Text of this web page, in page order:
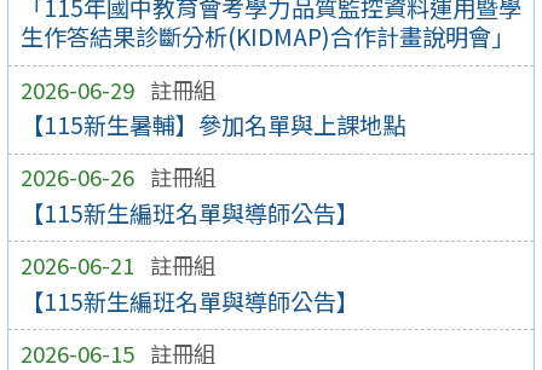
「115年國中教育會考學力品質監控資料運用暨學
生作答結果診斷分析(KIDMAP)合作計畫說明會」
2026-06-29 註冊組
【115新生暑輔】參加名單與上課地點
2026-06-26 註冊組
【115新生編班名單與導師公告】
2026-06-21 註冊組
【115新生編班名單與導師公告】
2026-06-15 註冊組